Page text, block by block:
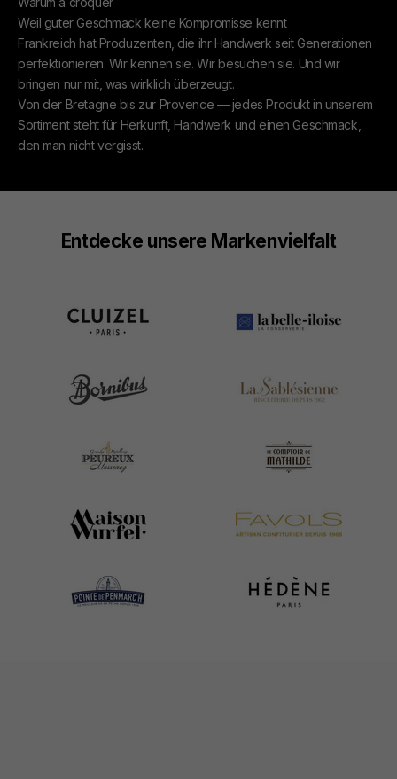
Weil guter Geschmack keine Kompromisse kennt
Frankreich hat Produzenten, die ihr Handwerk seit Generationen
perfektionieren. Wir kennen sie. Wir besuchen sie. Und wir
bringen nur mit, was wirklich überzeugt.
Von der Bretagne bis zur Provence — jedes Produkt in unserem
Sortiment steht für Herkunft, Handwerk und einen Geschmack,
den man nicht vergisst.
Entdecke unsere Markenvielfalt